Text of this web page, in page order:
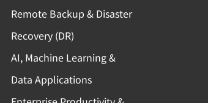
Remote Backup & Disaster
Recovery (DR)
AI, Machine Learning &
Data Applications